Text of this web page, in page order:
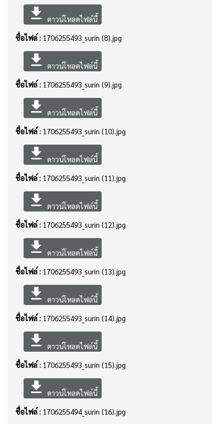
file_download ดาวน์โหลดไฟล์นี้
ชื่อไฟล์ : 1706255493_surin (8).jpg
file_download ดาวน์โหลดไฟล์นี้
ชื่อไฟล์ : 1706255493_surin (9).jpg
file_download ดาวน์โหลดไฟล์นี้
ชื่อไฟล์ : 1706255493_surin (10).jpg
file_download ดาวน์โหลดไฟล์นี้
ชื่อไฟล์ : 1706255493_surin (11).jpg
file_download ดาวน์โหลดไฟล์นี้
ชื่อไฟล์ : 1706255493_surin (12).jpg
file_download ดาวน์โหลดไฟล์นี้
ชื่อไฟล์ : 1706255493_surin (13).jpg
file_download ดาวน์โหลดไฟล์นี้
ชื่อไฟล์ : 1706255493_surin (14).jpg
file_download ดาวน์โหลดไฟล์นี้
ชื่อไฟล์ : 1706255493_surin (15).jpg
file_download ดาวน์โหลดไฟล์นี้
ชื่อไฟล์ : 1706255494_surin (16).jpg